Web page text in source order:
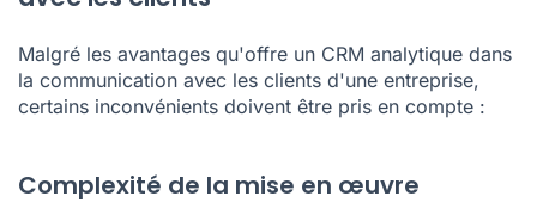
Malgré les avantages qu'offre un CRM analytique dans
la communication avec les clients d'une entreprise,
certains inconvénients doivent être pris en compte :
Complexité de la mise en œuvre